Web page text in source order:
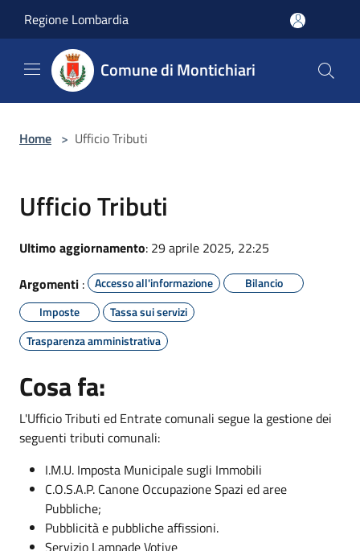
Regione Lombardia
Comune di Montichiari
Home > Ufficio Tributi
Ufficio Tributi
Ultimo aggiornamento: 29 aprile 2025, 22:25
Argomenti : Accesso all'informazione
Bilancio
Imposte
Tassa sui servizi
Trasparenza amministrativa
Cosa fa:
L'Ufficio Tributi ed Entrate comunali segue la gestione dei
seguenti tributi comunali:
I.M.U. Imposta Municipale sugli Immobili
C.O.S.A.P. Canone Occupazione Spazi ed aree
Pubbliche;
Pubblicità e pubbliche affissioni.
Servizio Lampade Votive